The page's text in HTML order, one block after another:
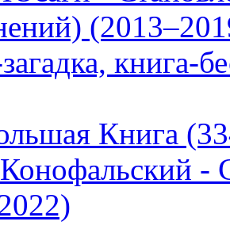
книга-
Книга
-